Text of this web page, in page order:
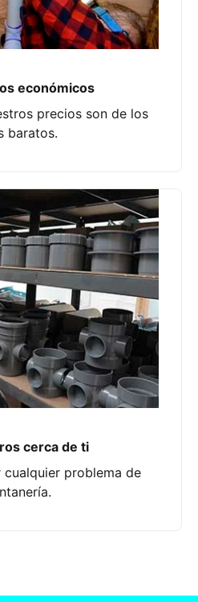
económicos
precios son de los
baratos.
cerca de ti
cualquier problema de